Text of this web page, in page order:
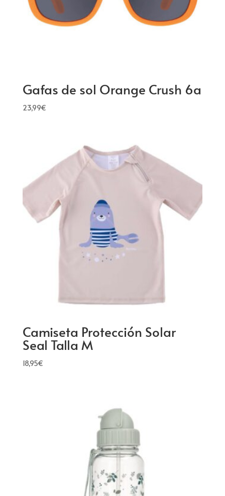
Gafas de sol Orange Crush 6a
23,99€
Camiseta Protección Solar
Seal Talla M
18,95€